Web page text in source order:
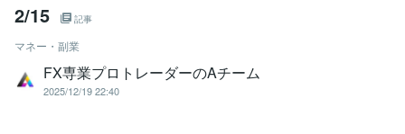
2/15
記事
マネー・副業
FX専業プロトレーダーのAチーム
2025/12/19 22:40